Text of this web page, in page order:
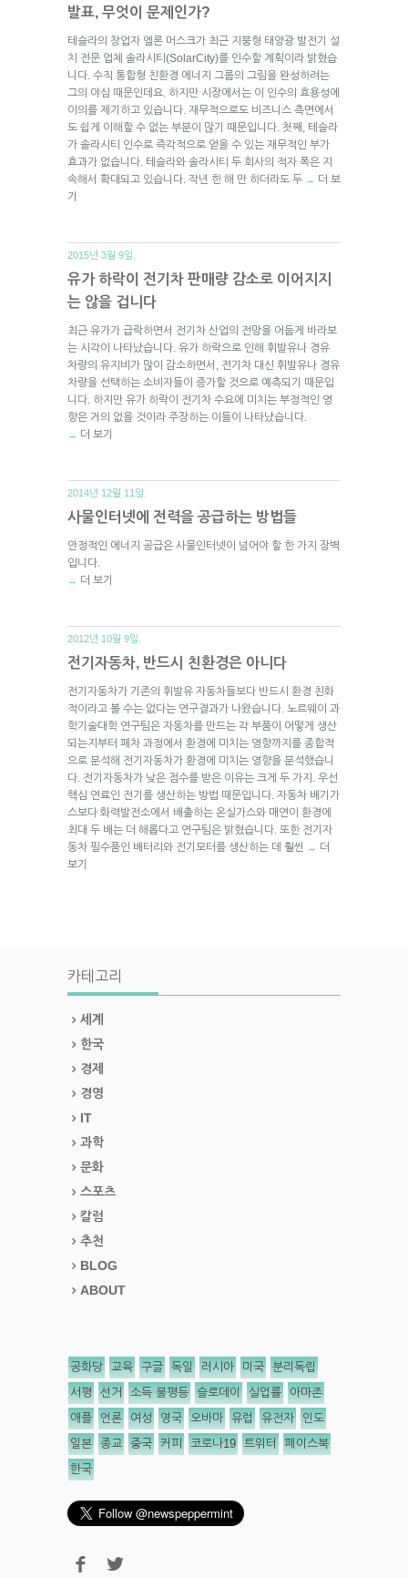
발표, 무엇이 문제인가?
테슬라의 창업자 엘론 머스크가 최근 지붕형 태양광 발전기 설
치 전문 업체 솔라시티(SolarCity)를 인수할 계획이라 밝혔습
니다. 수직 통합형 친환경 에너지 그룹의 그림을 완성하려는
그의 야심 때문인데요. 하지만 시장에서는 이 인수의 효용성에
이의를 제기하고 있습니다. 재무적으로도 비즈니스 측면에서
도 쉽게 이해할 수 없는 부분이 많기 때문입니다. 첫째, 테슬라
가 솔라시티 인수로 즉각적으로 얻을 수 있는 재무적인 부가
효과가 없습니다. 테슬라와 솔라시티 두 회사의 적자 폭은 지
속해서 확대되고 있습니다. 작년 한 해 만 하더라도 두 → 더 보
기
2015년 3월 9일.
유가 하락이 전기차 판매량 감소로 이어지지
는 않을 겁니다
최근 유가가 급락하면서 전기차 산업의 전망을 어둡게 바라보
는 시각이 나타났습니다. 유가 하락으로 인해 휘발유나 경유
차량의 유지비가 많이 감소하면서, 전기차 대신 휘발유나 경유
차량을 선택하는 소비자들이 증가할 것으로 예측되기 때문입
니다. 하지만 유가 하락이 전기차 수요에 미치는 부정적인 영
향은 거의 없을 것이라 주장하는 이들이 나타났습니다.
→ 더 보기
2014년 12월 11일.
사물인터넷에 전력을 공급하는 방법들
안정적인 에너지 공급은 사물인터넷이 넘어야 할 한 가지 장벽
입니다.
→ 더 보기
2012년 10월 9일.
전기자동차, 반드시 친환경은 아니다
전기자동차가 기존의 휘발유 자동차들보다 반드시 환경 친화
적이라고 볼 수는 없다는 연구결과가 나왔습니다. 노르웨이 과
학기술대학 연구팀은 자동차를 만드는 각 부품이 어떻게 생산
되는지부터 폐차 과정에서 환경에 미치는 영향까지를 종합적
으로 분석해 전기자동차가 환경에 미치는 영향을 분석했습니
다. 전기자동차가 낮은 점수를 받은 이유는 크게 두 가지. 우선
핵심 연료인 전기를 생산하는 방법 때문입니다. 자동차 배기가
스보다 화력발전소에서 배출하는 온실가스와 매연이 환경에
최대 두 배는 더 해롭다고 연구팀은 밝혔습니다. 또한 전기자
동차 필수품인 배터리와 전기모터를 생산하는 데 훨씬 → 더
보기
카테고리
세계
한국
경제
경영
IT
과학
문화
스포츠
칼럼
추천
BLOG
ABOUT
공화당 교육 구글 독일 러시아 미국 분리독립
서평 선거 소득 불평등 슬로데이 실업률 아마존
애플 언론 여성 영국 오바마 유럽 유전자 인도
일본 종교 중국 커피 코로나19 트위터 페이스북
한국